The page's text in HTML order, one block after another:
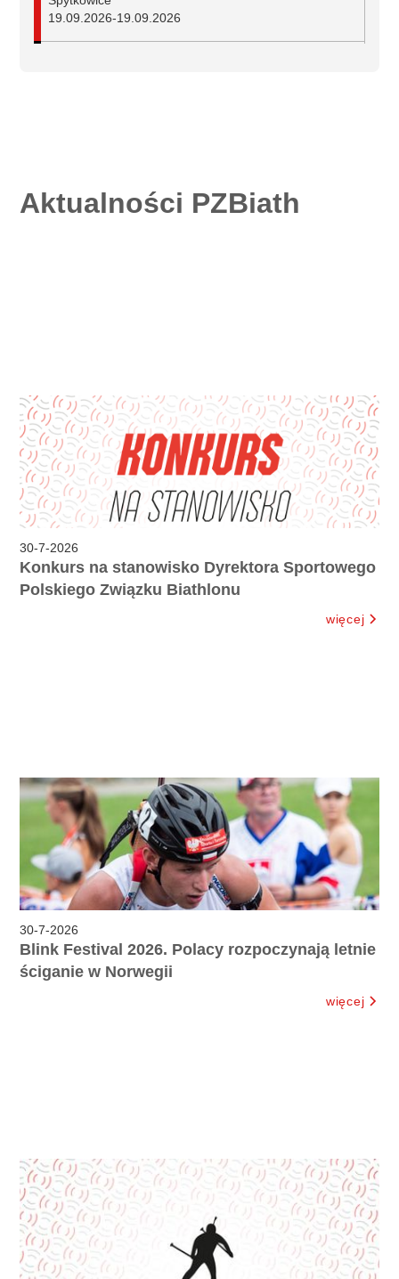
19.09.2026-19.09.2026
Aktualności PZBiath
30-7-2026
Konkurs na stanowisko Dyrektora Sportowego
Polskiego Związku Biathlonu
więcej
30-7-2026
Blink Festival 2026. Polacy rozpoczynają letnie
ściganie w Norwegii
więcej